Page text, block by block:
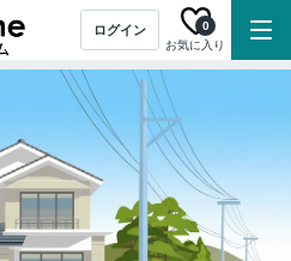
ログイン
お気に入り
0